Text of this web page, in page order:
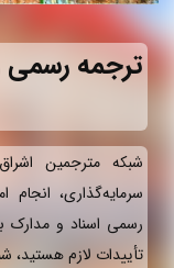
ترجمه رسمی
شبکه مترجمین
سرمایه‌گذاری، انجام
رسمی اسناد و مدارک
تأییدات لازم هستید،